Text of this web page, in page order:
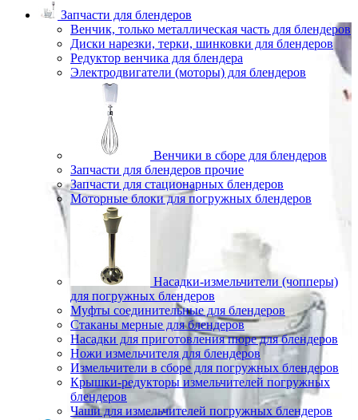
Запчасти для блендеров
Венчик, только металлическая часть для блендеров
Диски нарезки, терки, шинковки для блендеров
Редуктор венчика для блендера
Электродвигатели (моторы) для блендеров
Венчики в сборе для блендеров
Запчасти для блендеров прочие
Запчасти для стационарных блендеров
Моторные блоки для погружных блендеров
Насадки-измельчители (чопперы)
для погружных блендеров
Муфты соединительные для блендеров
Стаканы мерные для блендеров
Насадки для приготовления пюре для блендеров
Ножи измельчителя для блендеров
Измельчители в сборе для погружных блендеров
Крышки-редукторы измельчителей погружных
блендеров
Чаши для измельчителей погружных блендеров